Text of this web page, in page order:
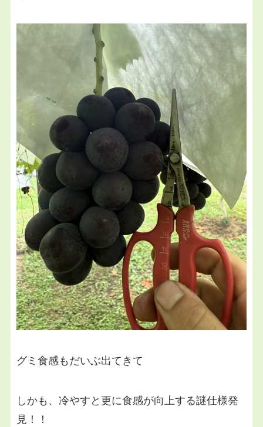
グミ食感もだいぶ出てきて
しかも、冷やすと更に食感が向上する謎仕様発
見！！